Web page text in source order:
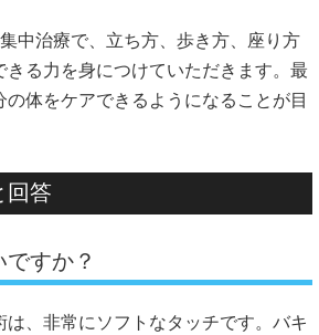
中治療で、立ち方、歩き方、座り方
きる力を身につけていただきます。最
体をケアできるようになることが目
回答
すか？
は、非常にソフトなタッチです。バキ